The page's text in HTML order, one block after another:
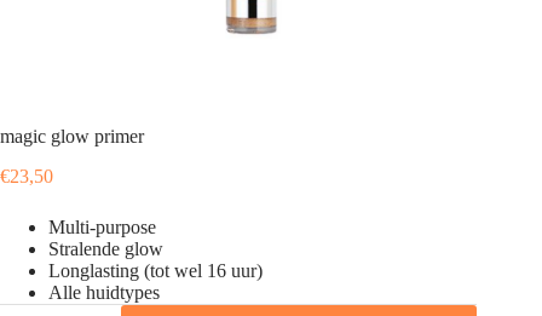
magic glow primer
€23,50
Multi-purpose
Stralende glow
Longlasting (tot wel 16 uur)
Alle huidtypes